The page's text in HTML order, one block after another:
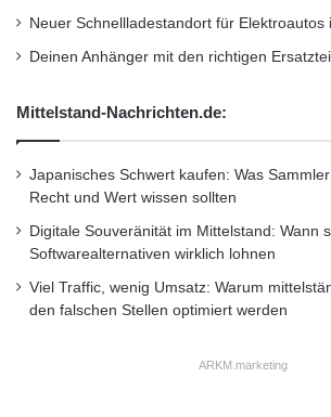
Der Ölverbrauch variiert je nach
Fahrstil – erst recht bei den
im Motor unterwegs. Auch
werden nicht selten
Folgen sind direkt beim Fahren
Beschleunigung des Fahrzeugs
Regel nimmt auch der
Neuer Schnellladestandort für Elektroautos
Deinen Anhänger mit den richtigen
Mittelstand-Nachrichten.de:
Japanisches Schwert kaufen: Was
Recht und Wert wissen sollten
Digitale Souveränität im Mittelstand: Wann
Softwarealternativen wirklich lohnen
Viel Traffic, wenig Umsatz: Warum
den falschen Stellen optimiert werden
ARKM.marketing